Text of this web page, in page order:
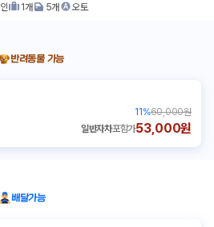
인 1개 5개 오토
반려동물 가능
11 %60,000원
일반자차포함가53,000원
배달가능